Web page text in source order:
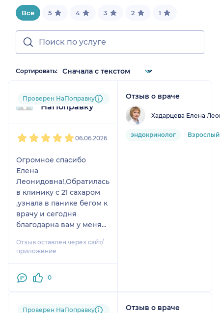
Всё 5 4 3 2 1
Сортировать:
Пользователь
НаПоправку
Проверен НаПоправку
06.06.2026
Огромное спасибо
Елена
Леонидовна!,Обратилась
в клинику с 21 сахаром
,узнала в панике бегом к
врачу и сегодня
благодарна вам у меня
сахар.Анализы,лечение,
все с успехом.Низкий
Леонидовна!
Леонидовне на дичном
Отзыв оставлен через сайт/
приложение
0
Отзыв о враче
Хадарцева Елена
эндокринолог Взрослый
Пользователь
Проверен НаПоправку Отзыв о враче